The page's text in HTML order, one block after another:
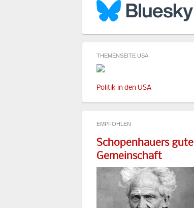
THEMENSEITE USA
Politik in den USA
EMPFOHLEN
Schopenhauers gute
Gemeinschaft